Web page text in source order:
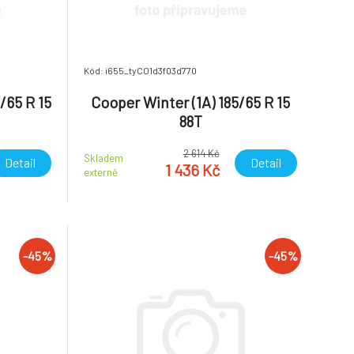
R 15
Detail
Kód: i655_tyCO1d3f03d770
Cooper Winter (1A) 185/65 R 15
88T
Skladem
externě
2 614 Kč
1 436 Kč Detail
-45% -45%